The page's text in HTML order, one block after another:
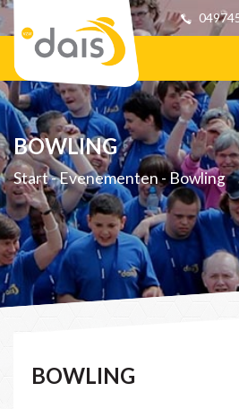
BOWLING
Start-Evenementen-Bowling
BOWLING